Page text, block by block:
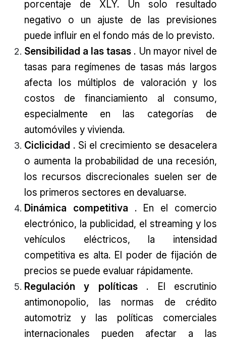
porcentaje de XLY. Un solo resultado
negativo o un ajuste de las previsiones
puede influir en el fondo más de lo previsto.
Sensibilidad a las tasas . Un mayor nivel de
tasas para regímenes de tasas más largos
afecta los múltiplos de valoración y los
costos de financiamiento al consumo,
especialmente en las categorías de
automóviles y vivienda.
Ciclicidad . Si el crecimiento se desacelera
o aumenta la probabilidad de una recesión,
los recursos discrecionales suelen ser de
los primeros sectores en devaluarse.
Dinámica competitiva . En el comercio
electrónico, la publicidad, el streaming y los
vehículos eléctricos, la intensidad
competitiva es alta. El poder de fijación de
precios se puede evaluar rápidamente.
Regulación y políticas. El escrutinio
antimonopolio, las normas de crédito
automotriz y las políticas comerciales
internacionales pueden afectar a las